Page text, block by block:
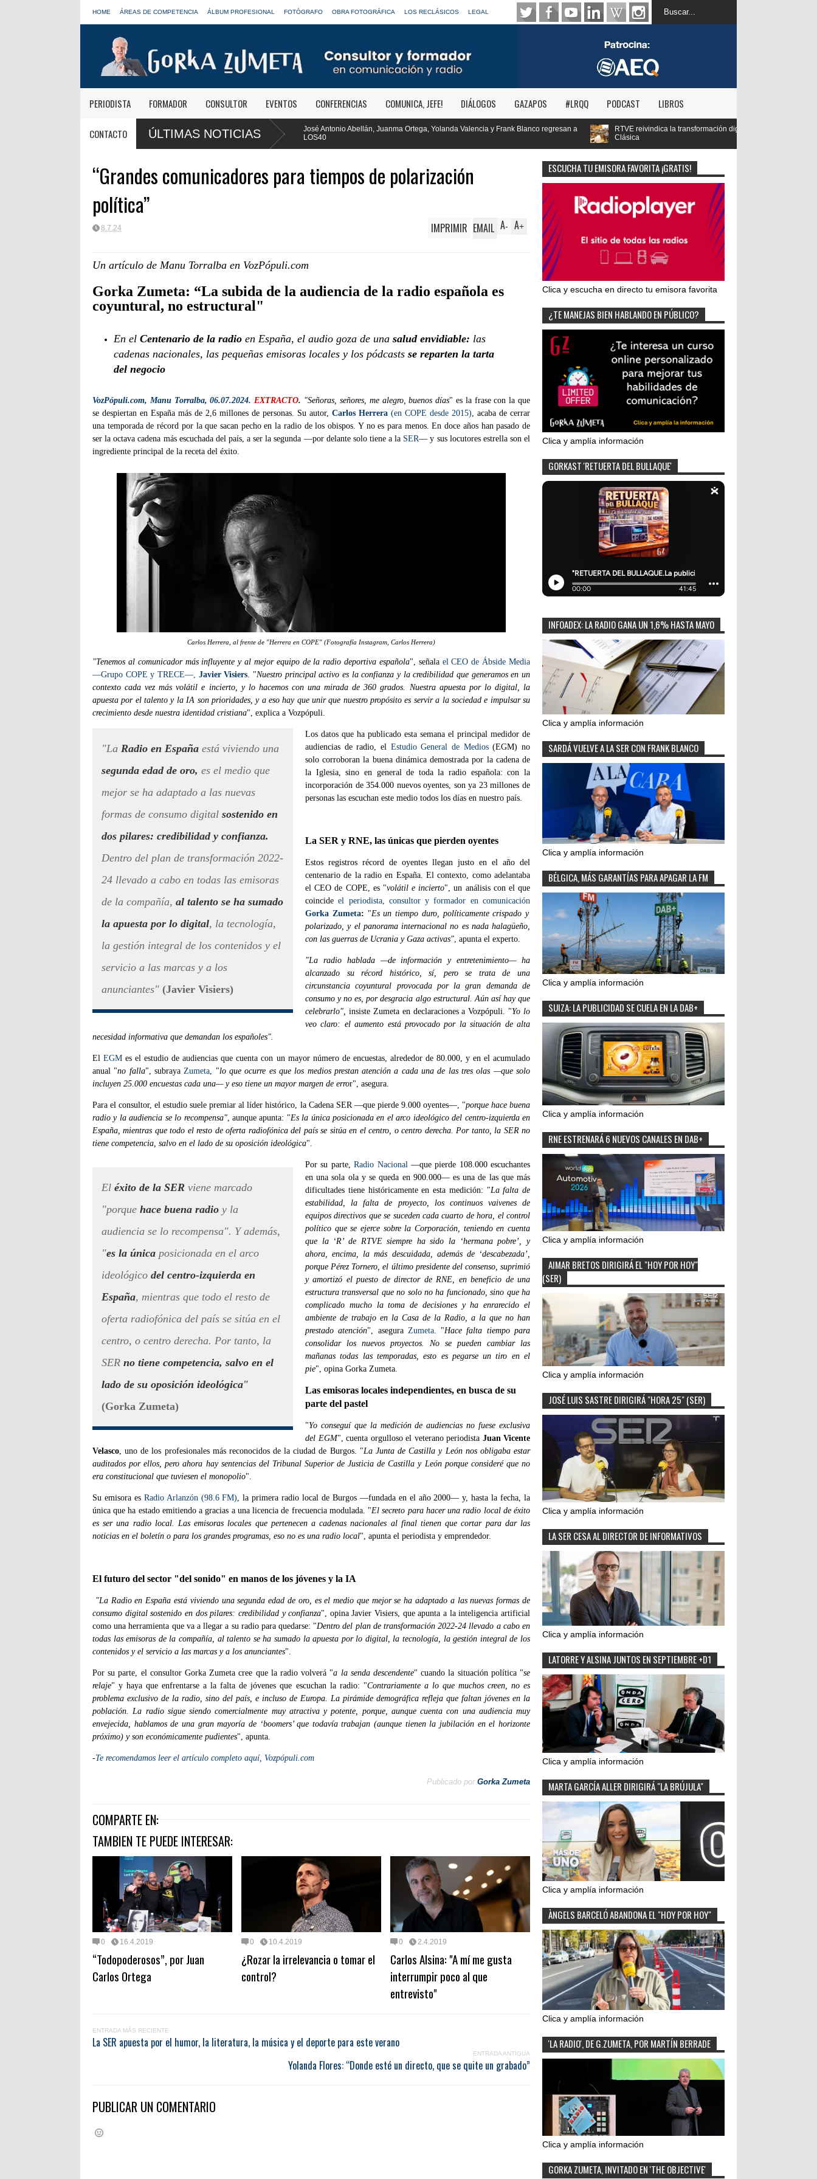
HOME ÁREAS DE COMPETENCIA ÁLBUM PROFESIONAL FOTÓGRAFO OBRA FOTOGRÁFICA LOS RECLÁSICOS LEGAL
PERIODISTA FORMADOR CONSULTOR EVENTOS CONFERENCIAS COMUNICA, JEFE! DIÁLOGOS GAZAPOS #LRQQ PODCAST LIBROS
CONTACTO ÚLTIMAS NOTICIAS
informativas de Onda Cero: "El viaje mereció
José Antonio Abellán, Juanma Ortega, Yolanda Valencia y Frank Blanco regresan a
LOS40
RTVE reivindica la transformación digital de RNE y blinda el futuro de Radio 3 y Radio
“Grandes comunicadores para tiempos de polarización
política”
8.7.24 A+
A-
IMPRIMIR EMAIL
Un artículo de Manu Torralba en VozPópuli.com
Gorka Zumeta: “La subida de la audiencia de la radio española es
coyuntural, no estructural"
En el Centenario de la radio en España, el audio goza de una salud envidiable: las
cadenas nacionales, las pequeñas emisoras locales y los pódcasts se reparten la tarta
del negocio
VozPópuli.com, Manu Torralba, 06.07.2024. EXTRACTO. "Señoras, señores, me alegro, buenos días" es la frase con la que
se despiertan en España más de 2,6 millones de personas. Su autor, Carlos Herrera (en COPE desde 2015) , acaba de cerrar
una temporada de récord por la que sacan pecho en la radio de los obispos. Y no es para menos. En doce años han pasado de
ser la octava cadena más escuchada del país, a ser la segunda —por delante solo tiene a la SER— y sus locutores estrella son el
ingrediente principal de la receta del éxito.
Carlos Herrera, al frente de "Herrera en COPE" (Fotografía Instagram, Carlos Herrera)
"Tenemos al comunicador más influyente y al mejor equipo de la radio deportiva española", señala el CEO de Ábside Media
—Grupo COPE y TRECE—, Javier Visiers . "Nuestro principal activo es la confianza y la credibilidad que generamos en un
contexto cada vez más volátil e incierto, y lo hacemos con una mirada de 360 grados. Nuestra apuesta por lo digital, la
apuesta por el talento y la IA son prioridades, y a eso hay que unir que nuestro propósito es servir a la sociedad e impulsar su
crecimiento desde nuestra identidad cristiana", explica a Vozpópuli.
"La Radio en España está viviendo una
segunda edad de oro, es el medio que
mejor se ha adaptado a las nuevas
formas de consumo digital sostenido en
dos pilares: credibilidad y confianza.
Dentro del plan de transformación 2022-
24 llevado a cabo en todas las emisoras
de la compañía, al talento se ha sumado
la apuesta por lo digital, la tecnología,
la gestión integral de los contenidos y el
servicio a las marcas y a los
anunciantes" (Javier Visiers)
Los datos que ha publicado esta semana el principal medidor de
audiencias de radio, el Estudio General de Medios(EGM) no
solo corroboran la buena dinámica demostrada por la cadena de
la Iglesia, sino en general de toda la radio española: con la
incorporación de 354.000 nuevos oyentes, son ya 23 millones de
personas las escuchan este medio todos los días en nuestro país.
La SER y RNE, las únicas que pierden oyentes
Estos registros récord de oyentes llegan justo en el año del
centenario de la radio en España. El contexto, como adelantaba
el CEO de COPE, es "volátil e incierto", un análisis con el que
coincideel periodista, consultor y formador en comunicación
Gorka Zumeta: "Es un tiempo duro, políticamente crispado y
polarizado, y el panorama internacional no es nada halagüeño,
con las guerras de Ucrania y Gaza activas" , apunta el experto.
"La radio hablada —de información y entretenimiento— ha
alcanzado su récord histórico, sí, pero se trata de una
circunstancia coyuntural provocada por la gran demanda de
consumo y no es, por desgracia algo estructural. Aún así hay que
celebrarlo", insiste Zumeta en declaraciones a Vozpópuli. "Yo lo
veo claro: el aumento está provocado por la situación de alta
necesidad informativa que demandan los españoles".
ElEGMes el estudio de audiencias que cuenta con un mayor número de encuestas, alrededor de 80.000, y en el acumulado
anual "no falla", subraya Zumeta , "lo que ocurre es que los medios prestan atención a cada una de las tres olas —que solo
incluyen 25.000 encuestas cada una— y eso tiene un mayor margen de error", asegura.
Para el consultor, el estudio suele premiar al líder histórico, la Cadena SER —que pierde 9.000 oyentes—, "porque hace buena
radio y la audiencia se lo recompensa", aunque apunta: "Es la única posicionada en el arco ideológico del centro-izquierda en
España, mientras que todo el resto de oferta radiofónica del país se sitúa en el centro, o centro derecha. Por tanto, la SER no
tiene competencia, salvo en el lado de su oposición ideológica".
El éxito de la SER viene marcado
"porque hace buena radio y la
audiencia se lo recompensa". Y además,
"es la única posicionada en el arco
ideológico del centro-izquierda en
España, mientras que todo el resto de
oferta radiofónica del país se sitúa en el
centro, o centro derecha. Por tanto, la
SER no tiene competencia, salvo en el
lado de su oposición ideológica"
(Gorka Zumeta)
Por su parte,Radio Nacional —que pierde 108.000 escuchantes
en una sola ola y se queda en 900.000— es una de las que más
dificultades tiene históricamente en esta medición: "La falta de
estabilidad, la falta de proyecto, los continuos vaivenes de
equipos directivos que se suceden cada cuarto de hora, el control
político que se ejerce sobre la Corporación, teniendo en cuenta
que la ‘R’ de RTVE siempre ha sido la ‘hermana pobre’, y
ahora, encima, la más descuidada, además de ‘descabezada’,
porque Pérez Tornero, el último presidente del consenso, suprimió
y amortizó el puesto de director de RNE, en beneficio de una
estructura transversal que no solo no ha funcionado, sino que ha
complicado mucho la toma de decisiones y ha enrarecido el
ambiente de trabajo en la Casa de la Radio, a la que no han
prestado atención", asegura Zumeta. "Hace falta tiempo para
consolidar los nuevos proyectos. No se pueden cambiar las
mañanas todas las temporadas, esto es pegarse un tiro en el
pie", opina Gorka Zumeta.
Las emisoras locales independientes, en busca de su
parte del pastel
"Yo conseguí que la medición de audiencias no fuese exclusiva
del EGM", cuenta orgulloso el veterano periodista Juan Vicente
Velasco , uno de los profesionales más reconocidos de la ciudad de Burgos. "La Junta de Castilla y León nos obligaba estar
auditados por ellos, pero ahora hay sentencias del Tribunal Superior de Justicia de Castilla y León porque consideré que no
era constitucional que tuviesen el monopolio".
Su emisora es Radio Arlanzón (98.6 FM) , la primera radio local de Burgos —fundada en el año 2000— y, hasta la fecha, la
única que ha estado emitiendo a gracias a una licencia de frecuencia modulada. "El secreto para hacer una radio local de éxito
es ser una radio local. Las emisoras locales que pertenecen a cadenas nacionales al final tienen que cortar para dar las
noticias en el boletín o para los grandes programas, eso no es una radio local", apunta el periodista y emprendedor.
El futuro del sector "del sonido" en manos de los jóvenes y la IA
"La Radio en España está viviendo una segunda edad de oro, es el medio que mejor se ha adaptado a las nuevas formas de
consumo digital sostenido en dos pilares: credibilidad y confianza", opina Javier Visiers, que apunta a la inteligencia artificial
como una herramienta que va a llegar a su radio para quedarse: "Dentro del plan de transformación 2022-24 llevado a cabo en
todas las emisoras de la compañía, al talento se ha sumado la apuesta por lo digital, la tecnología, la gestión integral de los
contenidos y el servicio a las marcas y a los anunciantes".
Por su parte, el consultor Gorka Zumeta cree que la radio volverá "a la senda descendente" cuando la situación política "se
relaje" y haya que enfrentarse a la falta de jóvenes que escuchan la radio: "Contrariamente a lo que muchos creen, no es
problema exclusivo de la radio, sino del país, e incluso de Europa. La pirámide demográfica refleja que faltan jóvenes en la
población. La radio sigue siendo comercialmente muy atractiva y potente, porque, aunque cuenta con una audiencia muy
envejecida, hablamos de una gran mayoría de ‘boomers’ que todavía trabajan (aunque tienen la jubilación en el horizonte
próximo) y son económicamente pudientes", apunta.
-Te recomendamos leer el artículo completo aquí, Vozpópuli.com
Publicado por Gorka Zumeta
COMPARTE EN:
TAMBIEN TE PUEDE INTERESAR:
0 16.4.2019
“Todopoderosos”, por Juan
Carlos Ortega
0 10.4.2019
¿Rozar la irrelevancia o tomar el
control?
0 2.4.2019
Carlos Alsina: "A mí me gusta
interrumpir poco al que
entrevisto"
ENTRADA MÁS RECIENTE
La SER apuesta por el humor, la literatura, la música y el deporte para este verano
ENTRADA ANTIGUA
Yolanda Flores: “Donde esté un directo, que se quite un grabado”
PUBLICAR UN COMENTARIO
ESCUCHA TU EMISORA FAVORITA ¡GRATIS!
Clica y escucha en directo tu emisora favorita
¿TE MANEJAS BIEN HABLANDO EN PÚBLICO?
Clica y amplía información
GORKAST 'RETUERTA DEL BULLAQUE'
INFOADEX: LA RADIO GANA UN 1,6% HASTA MAYO
Clica y amplía información
SARDÁ VUELVE A LA SER CON FRANK BLANCO
Clica y amplía información
BÉLGICA, MÁS GARANTÍAS PARA APAGAR LA FM
Clica y amplía información
SUIZA: LA PUBLICIDAD SE CUELA EN LA DAB+
Clica y amplía información
RNE ESTRENARÁ 6 NUEVOS CANALES EN DAB+
Clica y amplía información
AIMAR BRETOS DIRIGIRÁ EL "HOY POR HOY"
(SER)
Clica y amplía información
JOSÉ LUIS SASTRE DIRIGIRÁ "HORA 25" (SER)
Clica y amplía información
LA SER CESA AL DIRECTOR DE INFORMATIVOS
Clica y amplía información
LATORRE Y ALSINA JUNTOS EN SEPTIEMBRE +D1
Clica y amplía información
MARTA GARCÍA ALLER DIRIGIRÁ "LA BRÚJULA"
Clica y amplía información
ÀNGELS BARCELÓ ABANDONA EL "HOY POR HOY"
Clica y amplía información
'LA RADIO', DE G.ZUMETA, POR MARTÍN BERRADE
Clica y amplía información
GORKA ZUMETA, INVITADO EN 'THE OBJECTIVE'